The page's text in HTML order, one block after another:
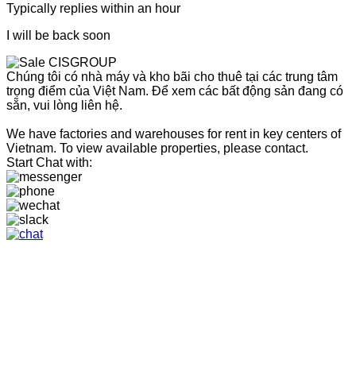
Typically replies within an hour
I will be back soon
Chúng tôi có nhà máy và kho bãi cho thuê tại các trung tâm
trọng điểm của Việt Nam. Để xem các bất động sản đang có
sẵn, vui lòng liên hệ.
We have factories and warehouses for rent in key centers of
Vietnam. To view available properties, please contact.
Start Chat with: